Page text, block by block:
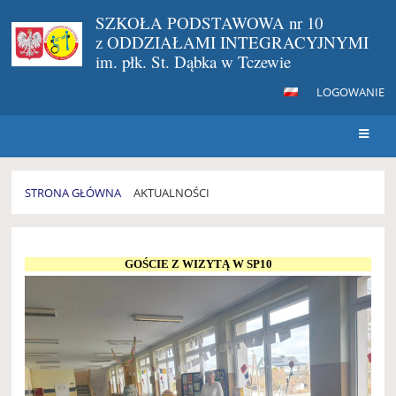
SZKOŁA PODSTAWOWA nr 10
z ODDZIAŁAMI INTEGRACYJNYMI
im. płk. St. Dąbka w Tczewie
LOGOWANIE
STRONA GŁÓWNA AKTUALNOŚCI
GOŚCIE Z WIZYTĄ W SP10